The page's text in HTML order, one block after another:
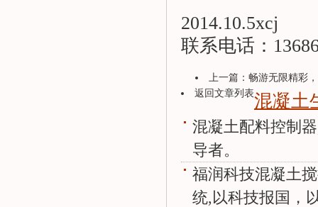
2014.10.5xcj
联系电话：
上一篇： 畅游无限精彩
返回文章列表混凝土
混凝土配料控制
导者。
福润科技混凝土
统,以科技报国，